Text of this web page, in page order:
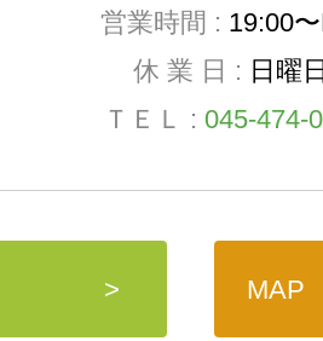
営業時間 : 19:00
休 業 日 : 日曜
ＴＥＬ : 045-474-
> MAP